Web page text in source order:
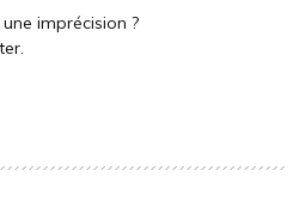
imprécision ?